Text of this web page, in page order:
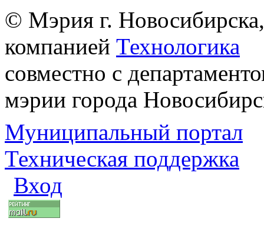
© Мэрия г.
компанией Технологика
совместно с
мэрии города
Муниципальный портал
Техническая поддержка
Вход